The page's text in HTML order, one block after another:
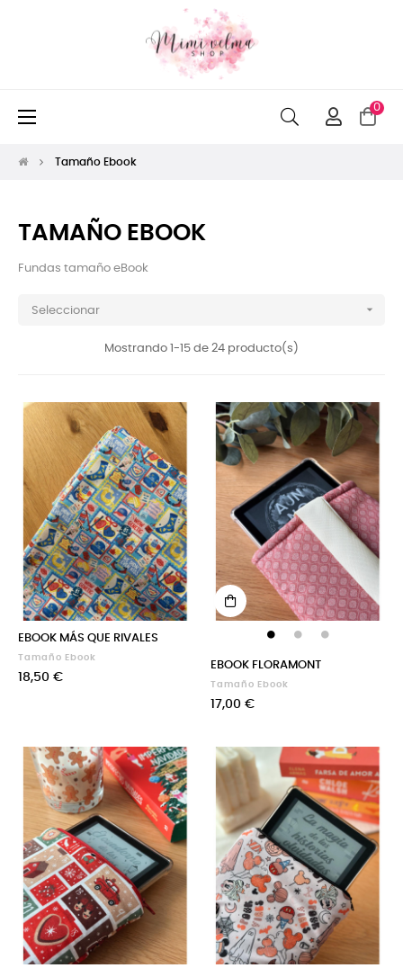
0
Navegación
☰
Tamaño Ebook
TAMAÑO EBOOK
Fundas tamaño eBook
Seleccionar 
Mostrando 1-15 de 24 producto(s)
EBOOK MÁS QUE RIVALES
Tamaño Ebook
Precio
18,50 €
EBOOK FLORAMONT
Tamaño Ebook
Precio
17,00 €